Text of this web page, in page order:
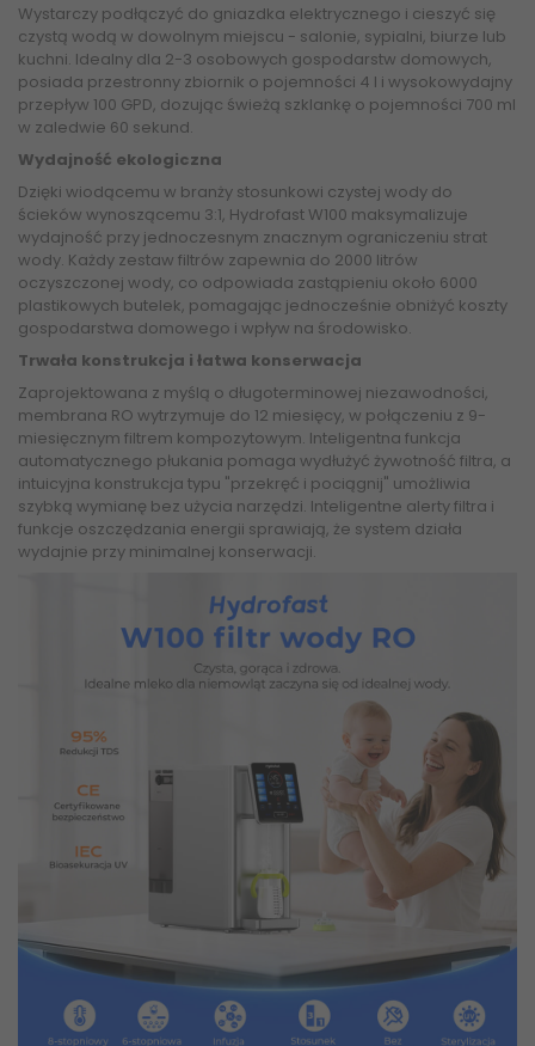
Wystarczy podłączyć do gniazdka elektrycznego i cieszyć się
czystą wodą w dowolnym miejscu - salonie, sypialni, biurze lub
kuchni. Idealny dla 2-3 osobowych gospodarstw domowych,
posiada przestronny zbiornik o pojemności 4 l i wysokowydajny
przepływ 100 GPD, dozując świeżą szklankę o pojemności 700 ml
w zaledwie 60 sekund.
Wydajność ekologiczna
Dzięki wiodącemu w branży stosunkowi czystej wody do
ścieków wynoszącemu 3:1, Hydrofast W100 maksymalizuje
wydajność przy jednoczesnym znacznym ograniczeniu strat
wody. Każdy zestaw filtrów zapewnia do 2000 litrów
oczyszczonej wody, co odpowiada zastąpieniu około 6000
plastikowych butelek, pomagając jednocześnie obniżyć koszty
gospodarstwa domowego i wpływ na środowisko.
Trwała konstrukcja i łatwa konserwacja
Zaprojektowana z myślą o długoterminowej niezawodności,
membrana RO wytrzymuje do 12 miesięcy, w połączeniu z 9-
miesięcznym filtrem kompozytowym. Inteligentna funkcja
automatycznego płukania pomaga wydłużyć żywotność filtra, a
intuicyjna konstrukcja typu "przekręć i pociągnij" umożliwia
szybką wymianę bez użycia narzędzi. Inteligentne alerty filtra i
funkcje oszczędzania energii sprawiają, że system działa
wydajnie przy minimalnej konserwacji.